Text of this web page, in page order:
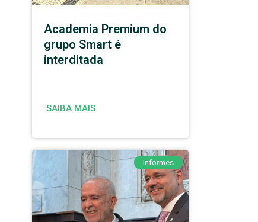
Academia Premium do
grupo Smart é
interditada
SAIBA MAIS
Informes